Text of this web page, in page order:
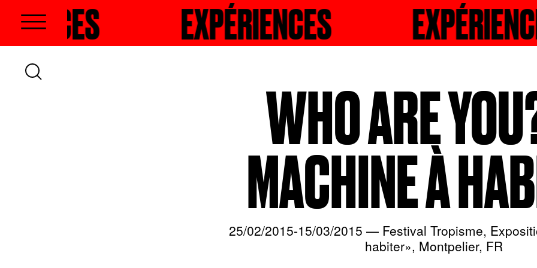
EXPÉRIENCES EXPÉRIENCES
RECHERCHER
WHO ARE
MACHINE À
25/02/2015-15/03/2015 — Festival Tropisme,
habiter», Montpelier, FR